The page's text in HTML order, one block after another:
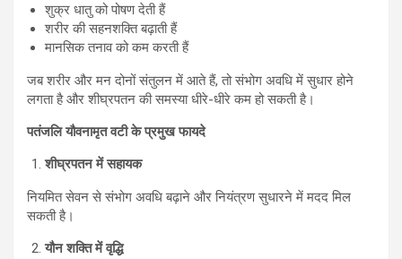
शुक्र धातु को पोषण देती हैं
शरीर की सहनशक्ति बढ़ाती हैं
मानसिक तनाव को कम करती हैं
जब शरीर और मन दोनों संतुलन में आते हैं, तो संभोग अवधि में सुधार होने
लगता है और शीघ्रपतन की समस्या धीरे-धीरे कम हो सकती है।
पतंजलि यौवनामृत वटी के प्रमुख फायदे
शीघ्रपतन में सहायक
नियमित सेवन से संभोग अवधि बढ़ाने और नियंत्रण सुधारने में मदद मिल
सकती है।
यौन शक्ति में वृद्धि